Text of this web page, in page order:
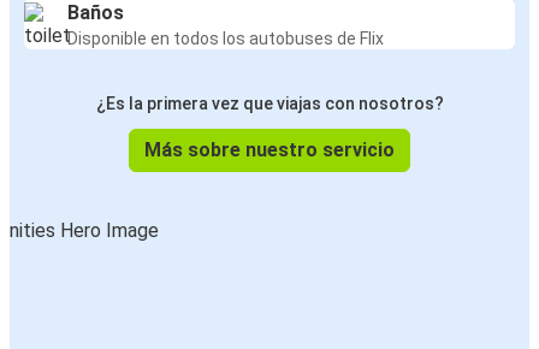
Baños
Disponible en todos los autobuses de Flix
¿Es la primera vez que viajas con nosotros?
Más sobre nuestro servicio